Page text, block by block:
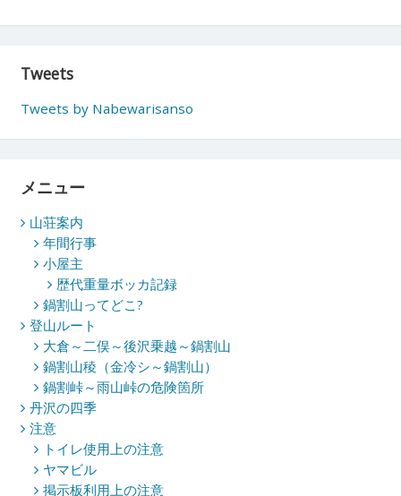
Tweets
Tweets by Nabewarisanso
メニュー
山荘案内
年間行事
小屋主
歴代重量ボッカ記録
鍋割山ってどこ?
登山ルート
大倉～二俣～後沢乗越～鍋割山
鍋割山稜（金冷シ～鍋割山）
鍋割峠～雨山峠の危険箇所
丹沢の四季
注意
トイレ使用上の注意
ヤマビル
掲示板利用上の注意